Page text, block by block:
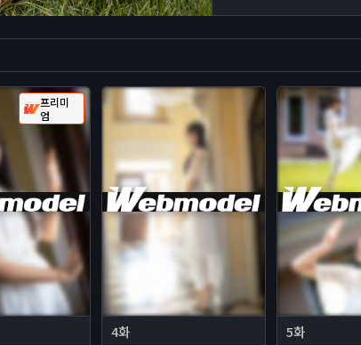
프리미
엄
4화
5화